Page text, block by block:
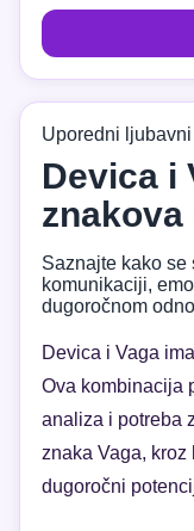
Uporedni
Devica i
Saznajte kako se
komunikaciji,
dugoročnom
Devica i Vaga
Ova kombinacija
analiza i potreba
znaka Vaga,
dugoročni